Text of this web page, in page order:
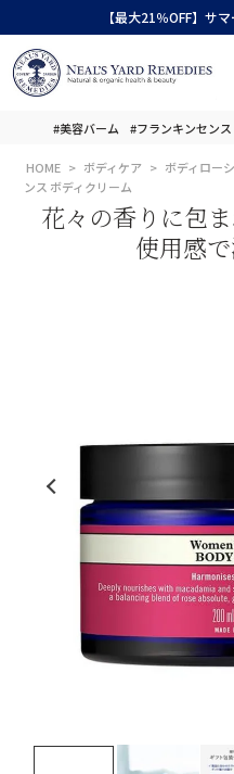
【最大21％OFF】サ
#美容バーム #フランキンセンス
HOME ボディケア ボディロー
ンス ボディクリーム
花々の香りに包
使用感